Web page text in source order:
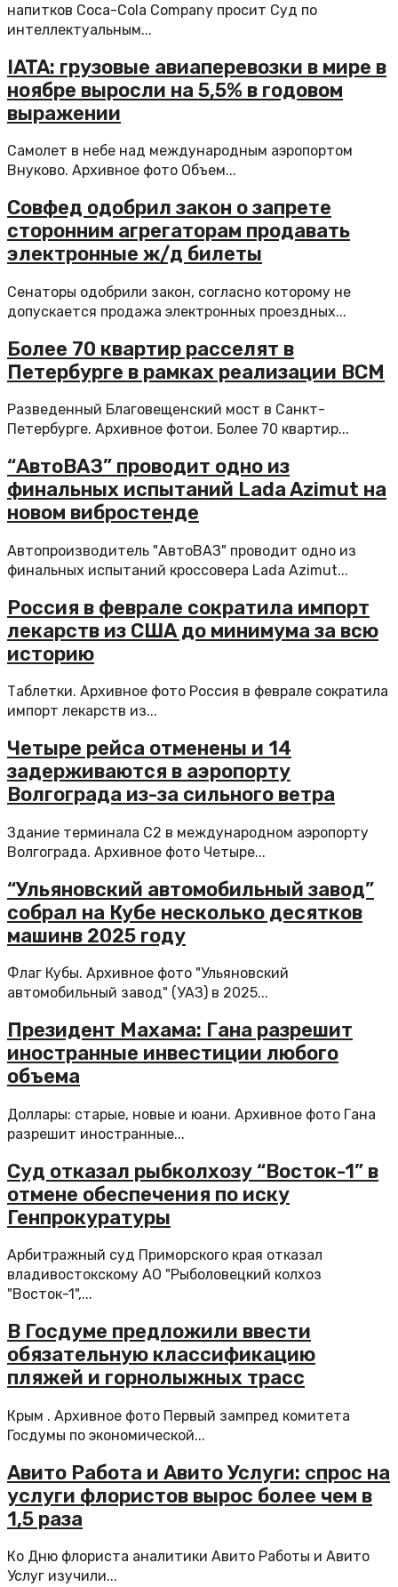
напитков Coca-Cola Company просит Суд по
интеллектуальным...
IATA: грузовые авиаперевозки в мире в
ноябре выросли на 5,5% в годовом
выражении
Самолет в небе над международным аэропортом
Внуково. Архивное фото Объем...
Совфед одобрил закон о запрете
сторонним агрегаторам продавать
электронные ж/д билеты
Сенаторы одобрили закон, согласно которому не
допускается продажа электронных проездных...
Более 70 квартир расселят в
Петербурге в рамках реализации ВСМ
Разведенный Благовещенский мост в Санкт-
Петербурге. Архивное фотои. Более 70 квартир...
“АвтоВАЗ” проводит одно из
финальных испытаний Lada Azimut на
новом вибростенде
Автопроизводитель "АвтоВАЗ" проводит одно из
финальных испытаний кроссовера Lada Azimut...
Россия в феврале сократила импорт
лекарств из США до минимума за всю
историю
Таблетки. Архивное фото Россия в феврале сократила
импорт лекарств из...
Четыре рейса отменены и 14
задерживаются в аэропорту
Волгограда из-за сильного ветра
Здание терминала C2 в международном аэропорту
Волгограда. Архивное фото Четыре...
“Ульяновский автомобильный завод”
собрал на Кубе несколько десятков
машинв 2025 году
Флаг Кубы. Архивное фото "Ульяновский
автомобильный завод" (УАЗ) в 2025...
Президент Махама: Гана разрешит
иностранные инвестиции любого
объема
Доллары: старые, новые и юани. Архивное фото Гана
разрешит иностранные...
Суд отказал рыбколхозу “Восток-1” в
отмене обеспечения по иску
Генпрокуратуры
Арбитражный суд Приморского края отказал
владивостокскому АО "Рыболовецкий колхоз
"Восток-1",...
В Госдуме предложили ввести
обязательную классификацию
пляжей и горнолыжных трасс
Крым . Архивное фото Первый зампред комитета
Госдумы по экономической...
Авито Работа и Авито Услуги: спрос на
услуги флористов вырос более чем в
1,5 раза
Ко Дню флориста аналитики Авито Работы и Авито
Услуг изучили...